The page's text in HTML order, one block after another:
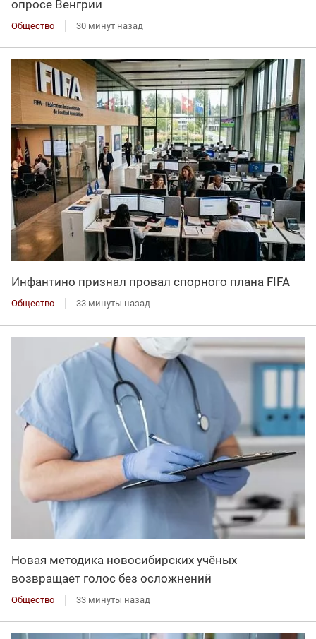
опросе Венгрии
Общество 30 минут назад
Инфантино признал провал спорного плана FIFA
Общество 33 минуты назад
Новая методика новосибирских учёных
возвращает голос без осложнений
Общество 33 минуты назад